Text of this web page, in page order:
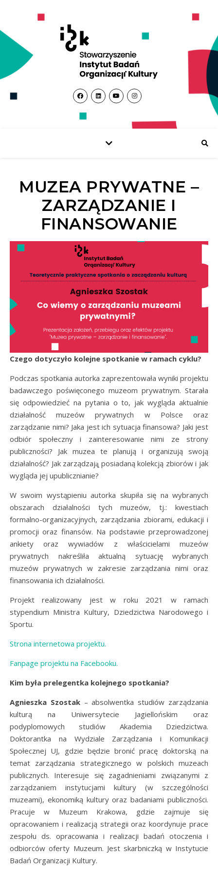
MUZEA PRYWATNE –
ZARZĄDZANIE I
FINANSOWANIE
Czego dotyczyło kolejne spotkanie w ramach cyklu?
Podczas spotkania autorka zaprezentowała wyniki projektu
badawczego poświęconego muzeom prywatnym. Starała
się odpowiedzieć na pytania o to, jak wygląda aktualnie
działalność muzeów prywatnych w Polsce oraz
zarządzanie nimi? Jaka jest ich sytuacja finansowa? Jaki jest
odbiór społeczny i zainteresowanie nimi ze strony
publiczności? Jak muzea te planują i organizują swoją
działalność? Jak zarządzają̨ posiadaną kolekcją zbiorów i jak
wygląda jej upublicznianie?
W swoim wystąpieniu autorka skupiła się na wybranych
obszarach działalności tych muzeów, tj.: kwestiach
formalno-organizacyjnych, zarządzania zbiorami, edukacji i
promocji oraz finansów. Na podstawie przeprowadzonej
ankiety oraz wywiadów z właścicielami muzeów
prywatnych nakreśliła aktualną sytuację wybranych
muzeów prywatnych w zakresie zarządzania nimi oraz
finansowania ich działalności.
Projekt realizowany jest w roku 2021 w ramach
stypendium Ministra Kultury, Dziedzictwa Narodowego i
Sportu.
Strona internetowa projektu.
Fanpage projektu na Facebooku.
Kim była prelegentka kolejnego spotkania?
Agnieszka Szostak – absolwentka studiów zarządzania
kulturą na Uniwersytecie Jagiellońskim oraz
podyplomowych studiów Akademia Dziedzictwa.
Doktorantka na Wydziale Zarządzania i Komunikacji
Społecznej UJ, gdzie będzie bronić pracę doktorską na
temat zarządzania strategicznego w polskich muzeach
publicznych. Interesuje się zagadnieniami związanymi z
zarządzaniem instytucjami kultury (w szczególności
muzeami), ekonomiką kultury oraz badaniami publiczności.
Pracuje w Muzeum Krakowa, gdzie zajmuje się
opracowaniem i realizacją strategii oraz koordynuje prace
zespołu ds. opracowania i realizacji badań otoczenia i
odbiorców oferty Muzeum. Jest skarbniczką w Instytucie
Badań Organizacji Kultury.